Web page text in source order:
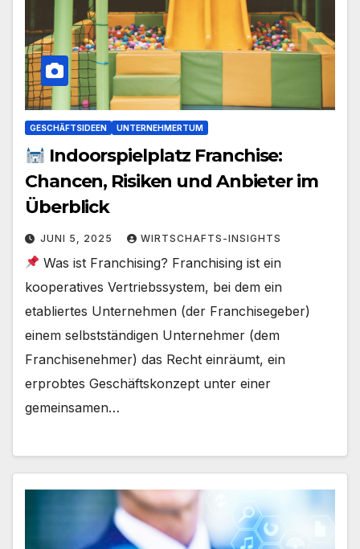
GESCHÄFTSIDEEN UNTERNEHMERTUM
Indoorspielplatz Franchise:
Chancen, Risiken und Anbieter im
Überblick
JUNI 5, 2025 WIRTSCHAFTS-INSIGHTS
Was ist Franchising? Franchising ist ein
kooperatives Vertriebssystem, bei dem ein
etabliertes Unternehmen (der Franchisegeber)
einem selbstständigen Unternehmer (dem
Franchisenehmer) das Recht einräumt, ein
erprobtes Geschäftskonzept unter einer
gemeinsamen…